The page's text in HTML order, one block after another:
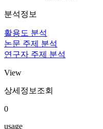
분석정보
활용도 분석
논문 주제 분석
연구자 주제 분석
View
상세정보조회
0
usage